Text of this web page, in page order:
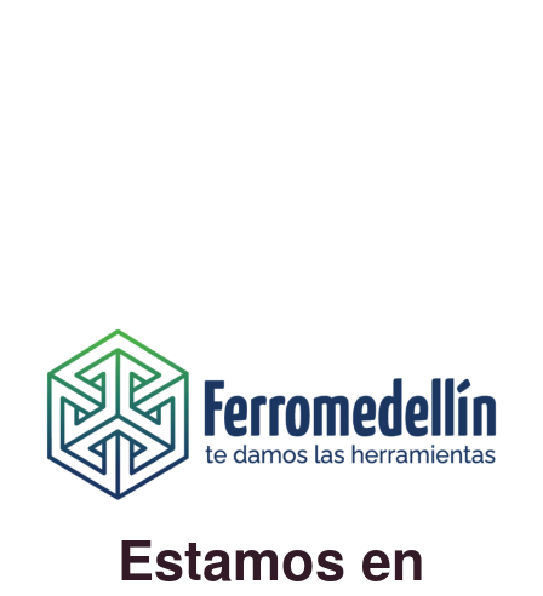
Estamos en